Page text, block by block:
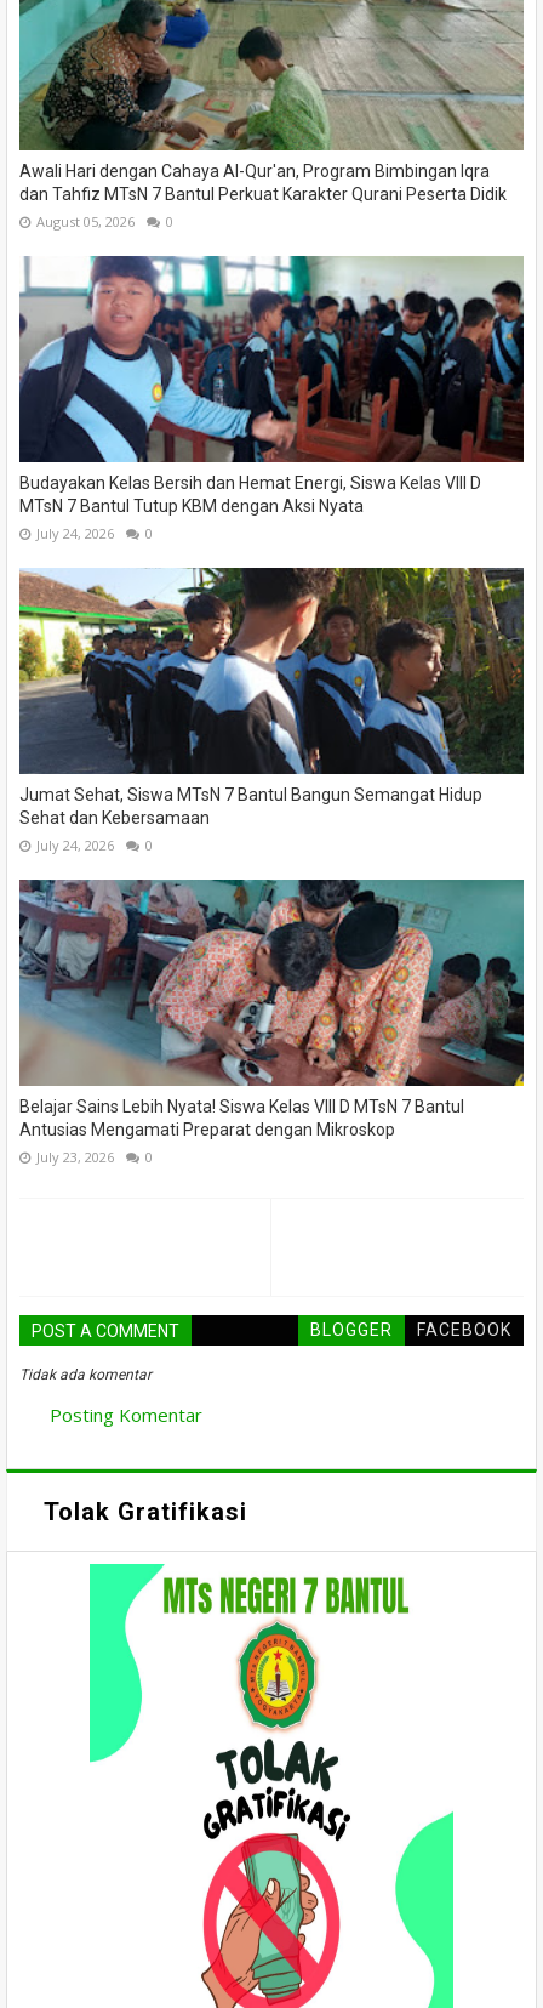
Awali Hari dengan Cahaya Al-Qur'an, Program Bimbingan Iqra
dan Tahfiz MTsN 7 Bantul Perkuat Karakter Qurani Peserta Didik
August 05, 2026 0
Budayakan Kelas Bersih dan Hemat Energi, Siswa Kelas VIII D
MTsN 7 Bantul Tutup KBM dengan Aksi Nyata
July 24, 2026 0
Jumat Sehat, Siswa MTsN 7 Bantul Bangun Semangat Hidup
Sehat dan Kebersamaan
July 24, 2026 0
Belajar Sains Lebih Nyata! Siswa Kelas VIII D MTsN 7 Bantul
Antusias Mengamati Preparat dengan Mikroskop
July 23, 2026 0
POST A COMMENT BLOGGER FACEBOOK
Tidak ada komentar
Posting Komentar
Tolak Gratifikasi